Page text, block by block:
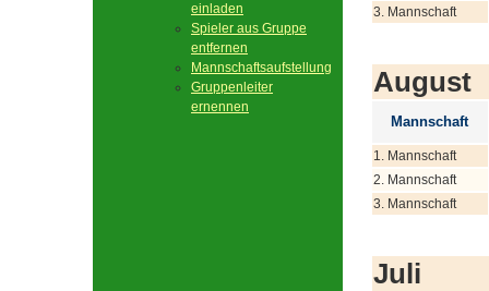
einladen
Spieler aus Gruppe
entfernen
Mannschaftsaufstellung
Gruppenleiter
ernennen
3. Mannschaft
August
Mannschaft
1. Mannschaft
2. Mannschaft
3. Mannschaft
Juli